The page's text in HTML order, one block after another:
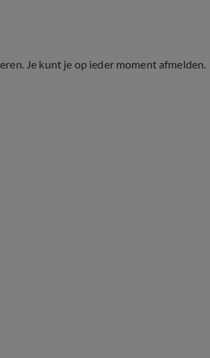
Je kunt je op ieder moment afmelden.